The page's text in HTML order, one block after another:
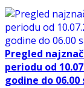
Pregled
periodu od
godine do 06.00